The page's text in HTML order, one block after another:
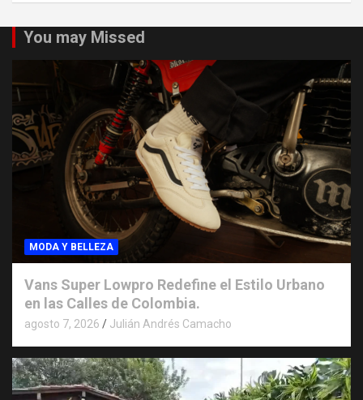
You may Missed
MODA Y BELLEZA
Vans Super Lowpro Redefine el Estilo Urbano
en las Calles de Colombia.
agosto 7, 2026 Julián Andrés Camacho